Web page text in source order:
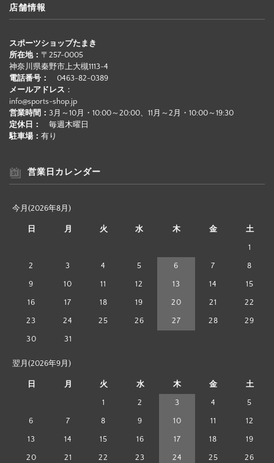
店舗情報
スポーツショップたまき
所在地： 〒257-0005
神奈川県秦野市上大槻1113-4
電話番号：
0463-82-0389
メールアドレス ：
info@sports-shop.jp
営業時間： 3月～10月・10:00～20:00、11月～2月・10:00～19:30
定休日：
毎週木曜日
駐車場： 有り
営業日カレンダー
今月(2026年8月)
日 月 火 水 木 金 土
1
2 3 4 5 6 7 8
9 10 11 12 13 14 15
16 17 18 19 20 21 22
23 24 25 26 27 28 29
30 31
翌月(2026年9月)
日 月 火 水 木 金 土
1 2 3 4 5
6 7 8 9 10 11 12
13 14 15 16 17 18 19
20 21 22 23 24 25 26